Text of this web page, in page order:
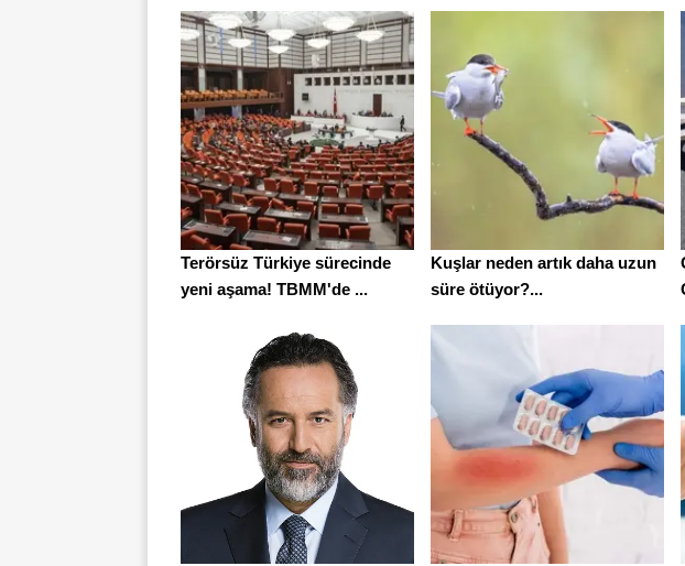
Terörsüz Türkiye sürecinde
yeni aşama! TBMM'de ...
Kuşlar neden artık daha uzun
süre ötüyor?...